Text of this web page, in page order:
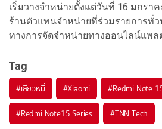
เริ่มวางจำหน่ายตั้งแต่วันที่ 16 มกรา
ร้านตัวแทนจำหน่ายที่ร่วมรายการทั่ว
ทางการจัดจำหน่ายทางออนไลน์แพล
Tag
#เสียวหมี่ #Xiaomi #Redmi Note
#Redmi Note15 Series #TNN Tech